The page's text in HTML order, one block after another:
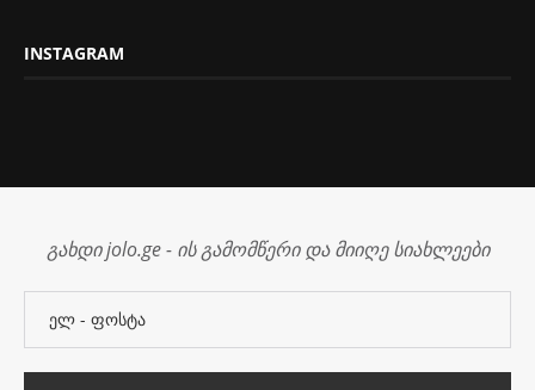
INSTAGRAM
გახდი jolo.ge - ის გამომწერი და მიიღე სიახლეები